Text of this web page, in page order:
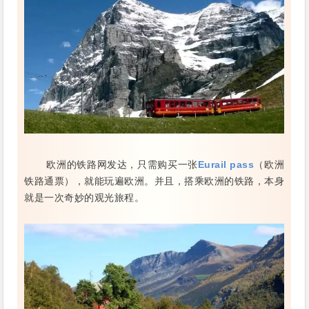
欧洲的铁路网发达，只需购买一张Eurail pass （欧洲
铁路通票），就能玩遍欧洲。并且，搭乘欧洲的铁路，本身
就是一次奇妙的观光旅程。